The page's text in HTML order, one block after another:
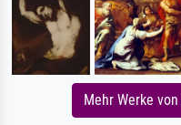
Mehr Werke